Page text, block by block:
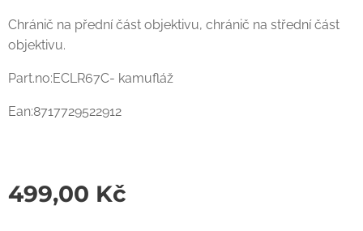
Chránič na přední část objektivu, chránič na střední část
objektivu.
Part.no:ECLR67C- kamufláž
Ean:8717729522912
499,00 Kč